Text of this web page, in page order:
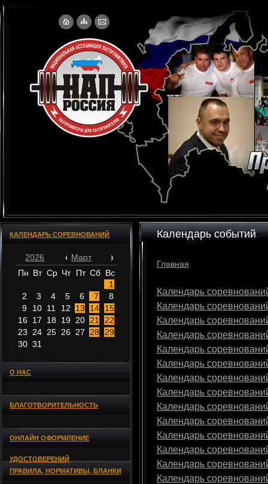
КАЛЕНДАРЬ СОРЕВНОВАНИЙ
2026
Март
Пн Вт Ср Чт Пт Сб Вс
1
2
3 4 5 6 7
8
9
10 11 12 13 14
15
16 17 18 19 20 21
22
23
24 25 26 27 28
29
30 31
О НАС
БЛАГОТВОРИТЕЛЬНОСТЬ
ОНЛАЙН ОФОРМЛЕНИЕ
УДОСТОВЕРЕНИЙ
ПРАВИЛА, НОРМАТИВЫ, БЛАНКИ
Календарь событий
Главная
Календарь
Календарь
Календарь
Календарь
Календарь
Календарь
Календарь
Календарь
Календарь
Календарь
Календарь
Календарь
Календарь
Календарь